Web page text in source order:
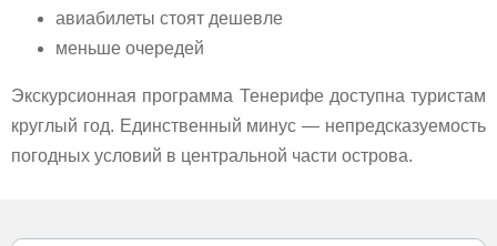
авиабилеты стоят дешевле
меньше очередей
Экскурсионная программа Тенерифе доступна туристам
круглый год. Единственный минус — непредсказуемость
погодных условий в центральной части острова.